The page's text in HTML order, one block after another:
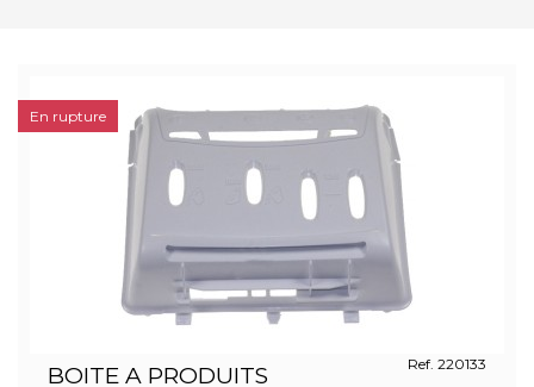
BOITE A PRODUITS Ref. 220133
En rupture